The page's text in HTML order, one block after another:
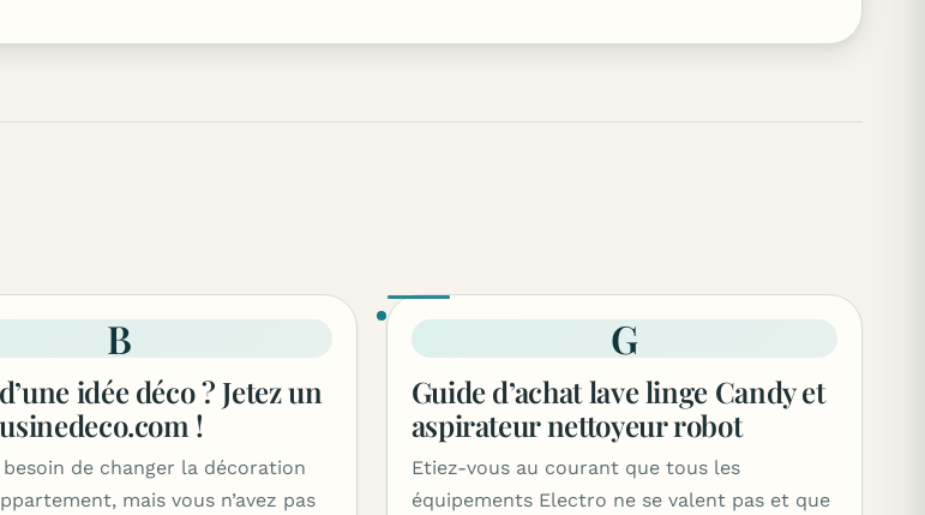
B
idée déco ? Jetez un
!
besoin de changer la décoration
mais vous n’avez pas
G
Guide d’achat lave linge Candy et
aspirateur nettoyeur robot
Etiez-vous au courant que tous les
équipements Electro ne se valent pas et que